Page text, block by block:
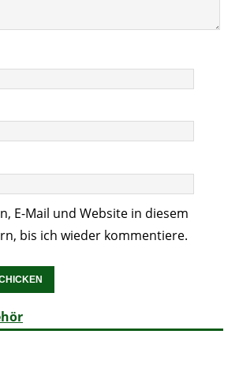
E-Mail und Website in diesem
bis ich wieder kommentiere.